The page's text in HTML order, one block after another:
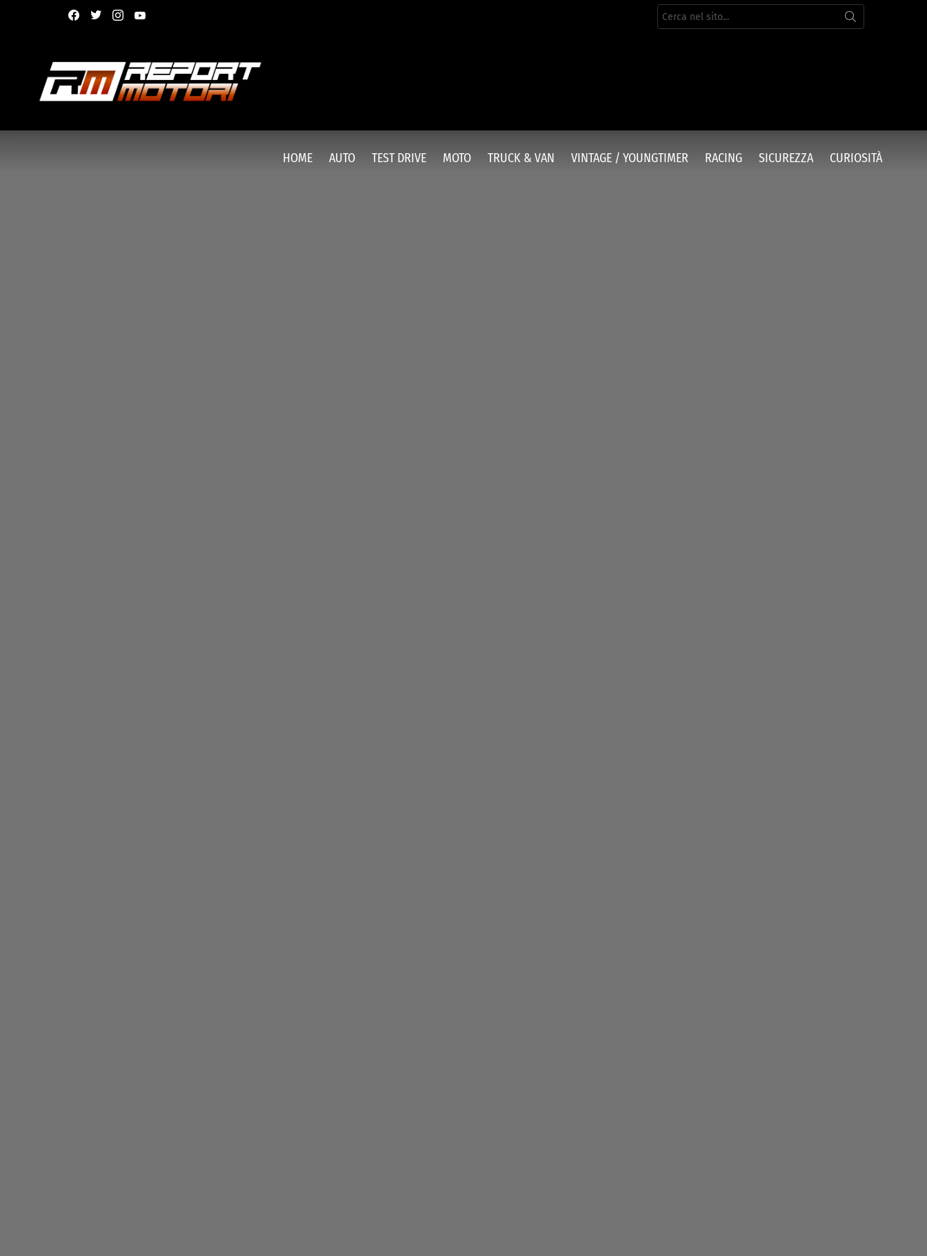
facebooktwitterinstagram
Cerca
per:
HOME AUTO TEST DRIVE MOTO TRUCK & VAN VINTAGE / YOUNGTIMER RACING SICUREZZA CURIOSITÀ